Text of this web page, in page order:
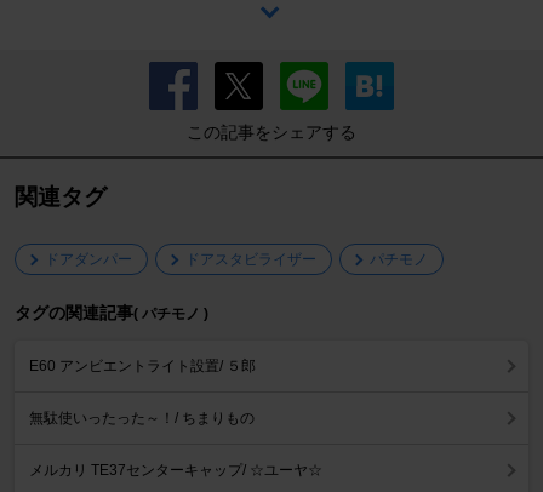
この記事をシェアする
関連タグ
ドアダンパー ドアスタビライザー パチモノ
タグの関連記事( パチモノ )
E60 アンビエントライト設置/ ５郎
無駄使いったった～！/ ちまりもの
メルカリ TE37センターキャップ/ ☆ユーヤ☆